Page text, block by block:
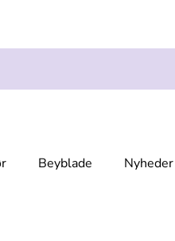
Beyblade Nyheder